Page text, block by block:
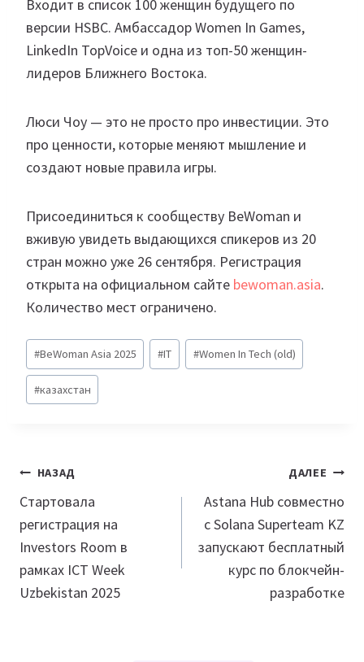
Входит в список 100 женщин будущего по
версии HSBC. Амбассадор Women In Games,
LinkedIn TopVoice и одна из топ-50 женщин-
лидеров Ближнего Востока.
Люси Чоу — это не просто про инвестиции. Это
про ценности, которые меняют мышление и
создают новые правила игры.
Присоединиться к сообществу BeWoman и
вживую увидеть выдающихся спикеров из 20
стран можно уже 26 сентября. Регистрация
открыта на официальном сайте bewoman.asia.
Количество мест ограничено.
Метки
записи:
#BeWoman Asia 2025 #IT #Women In Tech (old)
#казахстан
Навигация
по
записям
НАЗАД
Стартовала
регистрация на
Investors Room в
рамках ICT Week
Uzbekistan 2025
ДАЛЕЕ
Astana Hub совместно
с Solana Superteam KZ
запускают бесплатный
курс по блокчейн-
разработке